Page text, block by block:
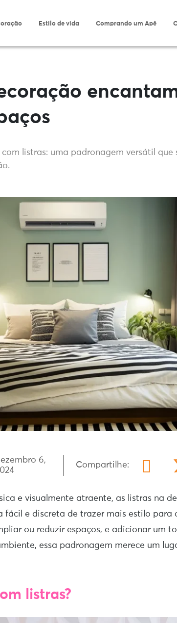
Estilo de vida Comprando um Apê
com listras: uma padronagem versátil
6,
Compartilhe:
e visualmente atraente, as listras na
fácil e discreta de trazer mais estilo para
ou reduzir espaços, e adicionar um
essa padronagem merece um
listras?